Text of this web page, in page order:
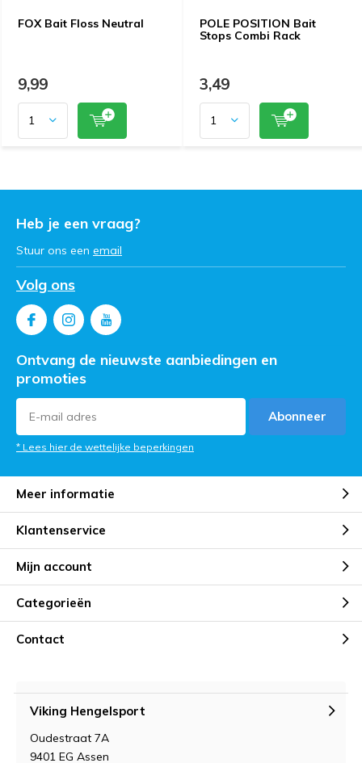
FOX Bait Floss Neutral
9,99
POLE POSITION Bait
Stops Combi Rack
3,49
Heb je een vraag?
Stuur ons een email
Volg ons
Ontvang de nieuwste aanbiedingen en
promoties
Abonneer
* Lees hier de wettelijke beperkingen
Meer informatie
Klantenservice
Mijn account
Categorieën
Contact
Viking Hengelsport
Oudestraat 7A
9401 EG Assen